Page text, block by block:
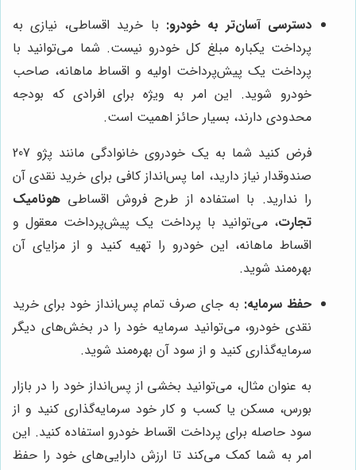
دسترسی آسان‌تر به خودرو: با خرید اقساطی، نیازی به
پرداخت یکباره مبلغ کل خودرو نیست. شما می‌توانید با
پرداخت یک پیش‌پرداخت اولیه و اقساط ماهانه، صاحب
خودرو شوید. این امر به ویژه برای افرادی که بودجه
محدودی دارند، بسیار حائز اهمیت است.
فرض کنید شما به یک خودروی خانوادگی مانند پژو 207
صندوقدار نیاز دارید، اما پس‌انداز کافی برای خرید نقدی آن
را ندارید. با استفاده از طرح فروش اقساطی هونامیک
تجارت، می‌توانید با پرداخت یک پیش‌پرداخت معقول و
اقساط ماهانه، این خودرو را تهیه کنید و از مزایای آن
بهره‌مند شوید.
حفظ سرمایه: به جای صرف تمام پس‌انداز خود برای خرید
نقدی خودرو، می‌توانید سرمایه خود را در بخش‌های دیگر
سرمایه‌گذاری کنید و از سود آن بهره‌مند شوید.
به عنوان مثال، می‌توانید بخشی از پس‌انداز خود را در بازار
بورس، مسکن یا کسب و کار خود سرمایه‌گذاری کنید و از
سود حاصله برای پرداخت اقساط خودرو استفاده کنید. این
امر به شما کمک می‌کند تا ارزش دارایی‌های خود را حفظ